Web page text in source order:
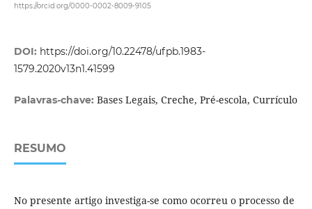
https://orcid.org/0000-0002-8009-9105
DOI: https://doi.org/10.22478/ufpb.1983-
1579.2020v13n1.41599
Palavras-chave: Bases Legais, Creche, Pré-escola, Currículo
RESUMO
No presente artigo investiga-se como ocorreu o processo de